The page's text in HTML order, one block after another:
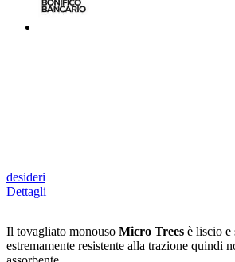
desideri
Dettagli
Il tovagliato monouso Micro Trees è liscio e
estremamente resistente alla trazione quindi